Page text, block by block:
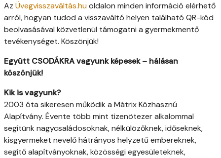
Az Üvegvisszaváltás.huoldalon minden információ elérhető
arról, hogyan tudod a visszaváltó helyen található QR-kód
beolvasásával közvetlenül támogatni a gyermekmentő
tevékenységet. Köszönjük!
Együtt CSODÁKRA vagyunk képesek – hálásan
köszönjük!
Kik is vagyunk?
2003 óta sikeresen működik a Mátrix Közhasznú
Alapítvány. Évente több mint tizenötezer alkalommal
segítünk nagycsaládosoknak, nélkülözőknek, időseknek,
kisgyermeket nevelő hátrányos helyzetű embereknek,
segítő alapítványoknak, közösségi egyesületeknek,